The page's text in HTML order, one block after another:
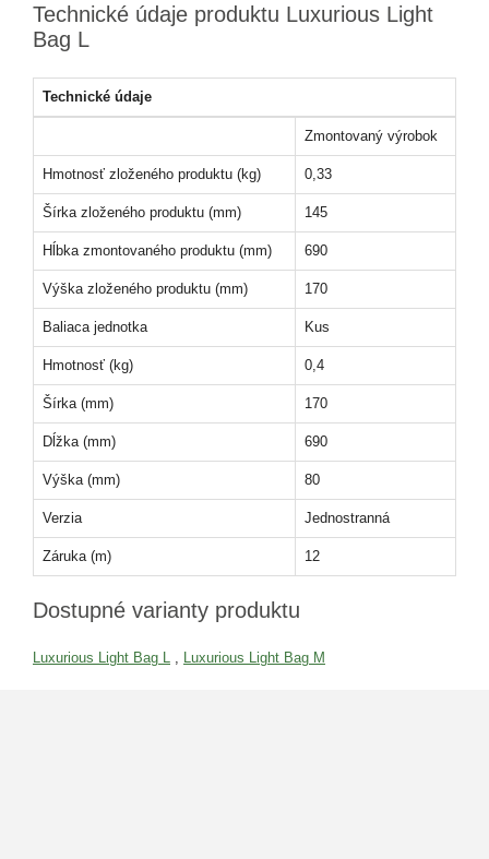
Technické údaje produktu Luxurious Light
Bag L
Technické údaje
Zmontovaný výrobok
Hmotnosť zloženého produktu (kg) 0,33
Šírka zloženého produktu (mm) 145
Hĺbka zmontovaného produktu (mm) 690
Výška zloženého produktu (mm) 170
Baliaca jednotka Kus
Hmotnosť (kg) 0,4
Šírka (mm) 170
Dĺžka (mm) 690
Výška (mm) 80
Verzia Jednostranná
Záruka (m) 12
Dostupné varianty produktu
Luxurious Light Bag L Luxurious Light Bag M